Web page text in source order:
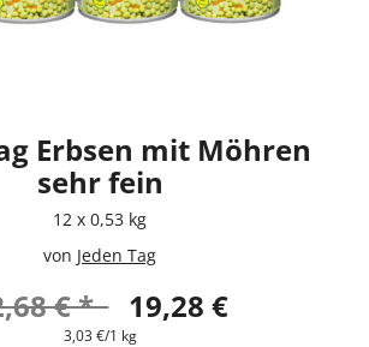
Erbsen mit Möhren
sehr fein
12 x 0,53 kg
von Jeden Tag
€ * 19,28 €
3,03 €/1 kg